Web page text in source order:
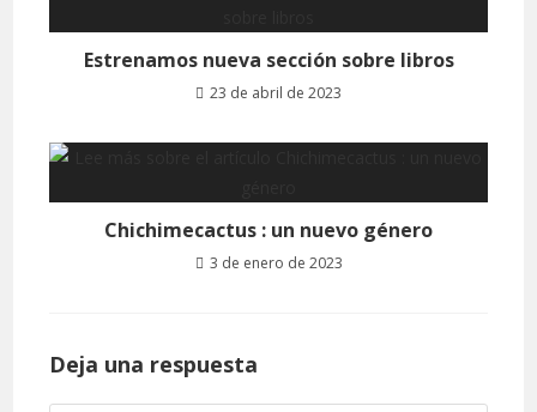
Estrenamos nueva sección sobre libros
23 de abril de 2023
Chichimecactus : un nuevo género
3 de enero de 2023
Deja una respuesta